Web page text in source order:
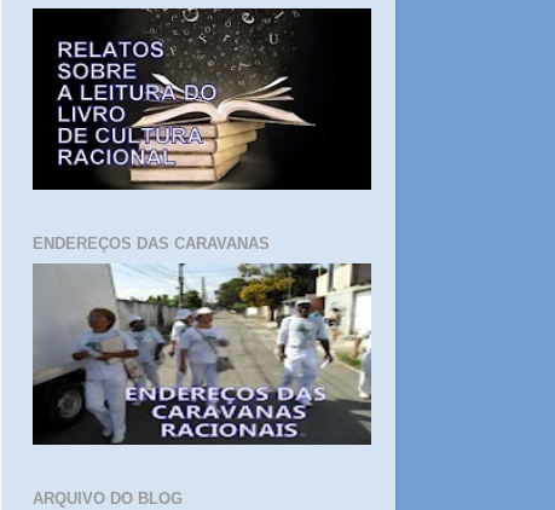
ENDEREÇOS DAS CARAVANAS
ARQUIVO DO BLOG